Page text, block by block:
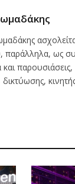
παράλληλα, ως